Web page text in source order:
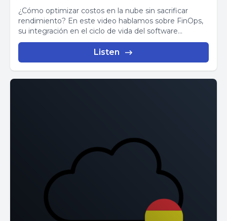
¿Cómo optimizar costos en la nube sin sacrificar
rendimiento? En este video hablamos sobre FinOps,
su integración en el ciclo de vida del software...
Listen